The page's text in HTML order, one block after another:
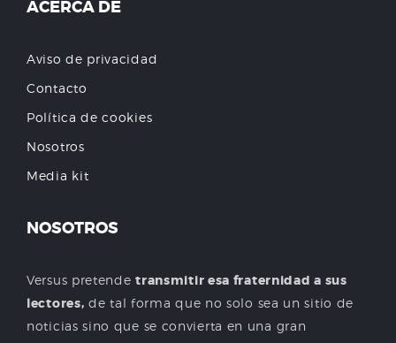
ACERCA DE
Aviso de privacidad
Contacto
Política de cookies
Nosotros
Media kit
NOSOTROS
Versus pretendetransmitir esa fraternidad a sus
lectores, de tal forma que no solo sea un sitio de
noticias sino que se convierta en una gran